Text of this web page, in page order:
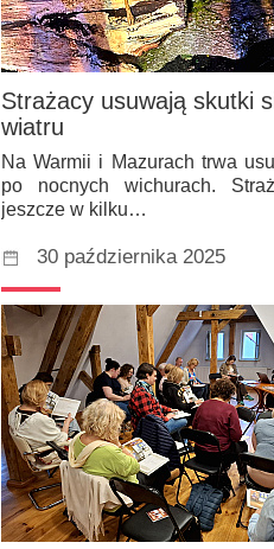
Strażacy usuwają skutki
wiatru
Na Warmii i Mazurach trwa
po nocnych wichurach.
jeszcze w kilku…
30 października 2025